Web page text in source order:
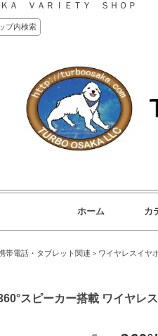
Ａ ＶＡＲＩＥＴＹ ＳＨＯＰ
プ内検索
ホーム カ
帯電話・タブレット関連＞ワイヤレスイヤ
スピーカー搭載 ワイヤレ